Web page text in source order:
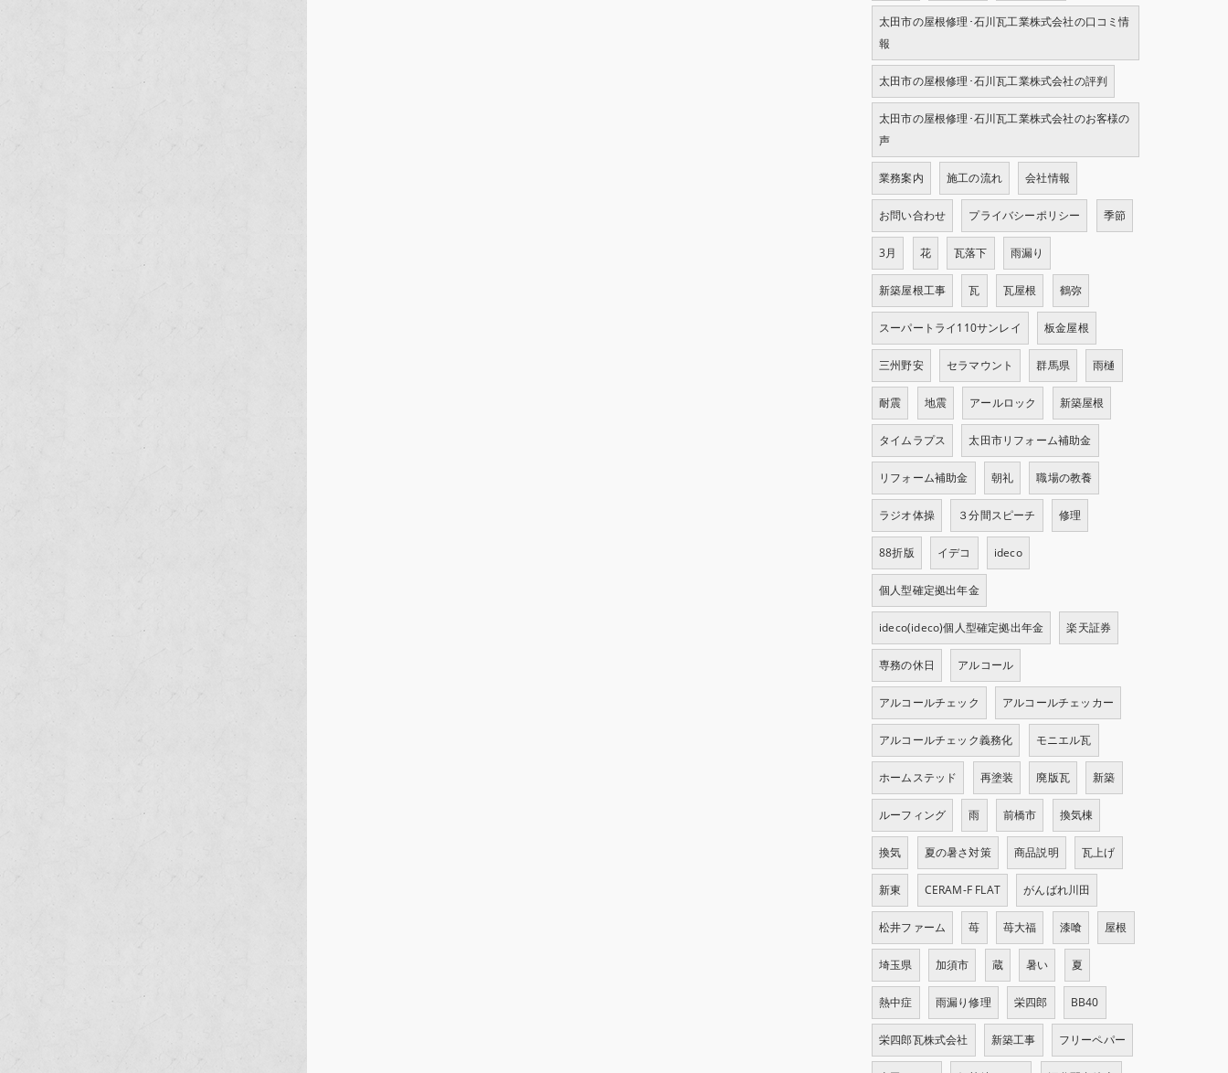
太田市の屋根修理･石川瓦工業株式会社の口コミ情
報
太田市の屋根修理･石川瓦工業株式会社の評判
太田市の屋根修理･石川瓦工業株式会社のお客様の
声
業務案内 施工の流れ 会社情報
お問い合わせ プライバシーポリシー 季節
3月 花 瓦落下 雨漏り
新築屋根工事 瓦 瓦屋根 鶴弥
スーパートライ110サンレイ 板金屋根
三州野安 セラマウント 群馬県 雨樋
耐震 地震 アールロック 新築屋根
タイムラプス 太田市リフォーム補助金
リフォーム補助金 朝礼 職場の教養
ラジオ体操 ３分間スピーチ 修理
88折版 イデコ ideco
個人型確定拠出年金
ideco(ideco)個人型確定拠出年金 楽天証券
専務の休日 アルコール
アルコールチェック アルコールチェッカー
アルコールチェック義務化 モニエル瓦
ホームステッド 再塗装 廃版瓦 新築
ルーフィング 雨 前橋市 換気棟
換気 夏の暑さ対策 商品説明 瓦上げ
新東 CERAM-F FLAT がんばれ川田
松井ファーム 苺 苺大福 漆喰 屋根
埼玉県 加須市 蔵 暑い 夏
熱中症 雨漏り修理 栄四郎 BB40
栄四郎瓦株式会社 新築工事 フリーペパー